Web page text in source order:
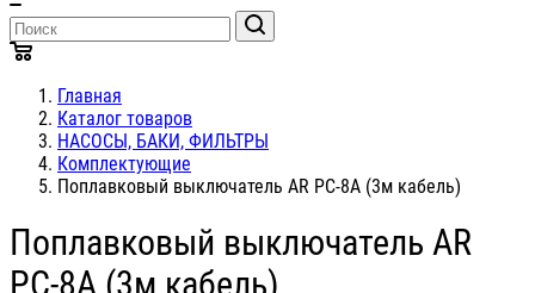
Главная
Каталог товаров
НАСОСЫ, БАКИ, ФИЛЬТРЫ
Комплектующие
Поплавковый выключатель AR PC-8A (3м кабель)
Поплавковый выключатель AR
PC-8A (3м кабель)